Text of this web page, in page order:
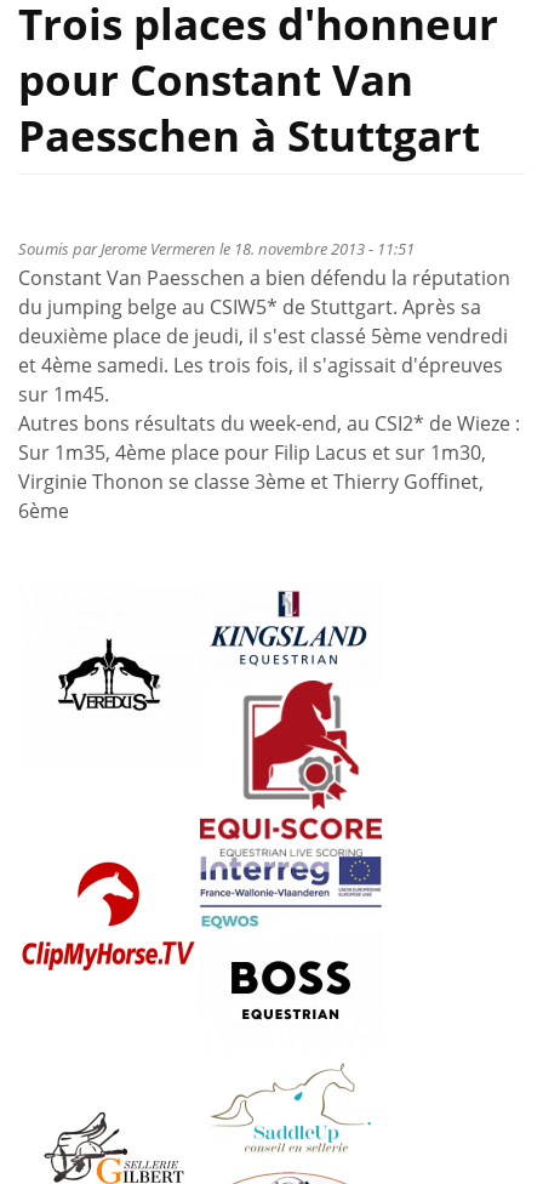
Trois places d'honneur
pour Constant Van
Paesschen à Stuttgart
Soumis parJerome Vermeren le 18. novembre 2013 - 11:51
Constant Van Paesschen a bien défendu la réputation
du jumping belge au CSIW5* de Stuttgart. Après sa
deuxième place de jeudi, il s'est classé 5ème vendredi
et 4ème samedi. Les trois fois, il s'agissait d'épreuves
sur 1m45.
Autres bons résultats du week-end, au CSI2* de Wieze :
Sur 1m35, 4ème place pour Filip Lacus et sur 1m30,
Virginie Thonon se classe 3ème et Thierry Goffinet,
6ème